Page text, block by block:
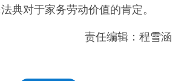
典对于家务劳动价值的肯定。
责任编辑：程雪涵